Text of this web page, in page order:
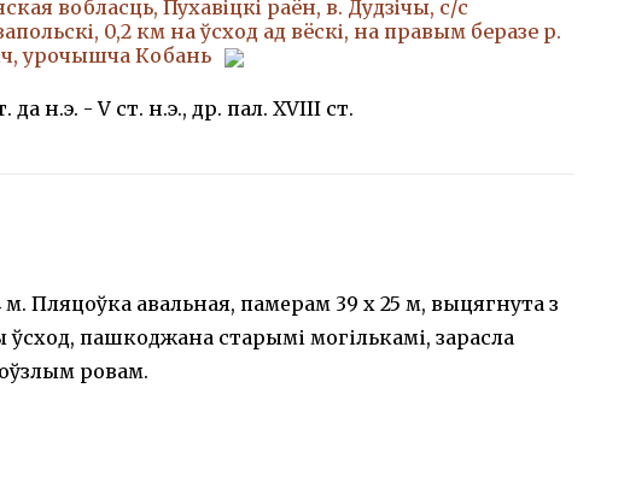
вобласць, Пухавіцкі раён, в. Дудзічы, с/с
0,2 км на ўсход ад вёскі, на правым беразе р.
урочышча Кобань
да н.э. - V ст. н.э., др. пал. XVIII ст.
Пляцоўка авальная, памерам 39 х 25 м, выцягнута з
ўсход, пашкоджана старымі могількамі, зарасла
ровам.